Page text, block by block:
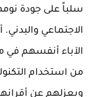
سلباً على جودة
الاجتماعي
الآباء أنفسهم
من استخدام
ويعزلهم عن